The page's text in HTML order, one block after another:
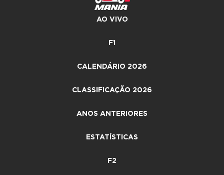
AO VIVO
F1
CALENDÁRIO 2026
CLASSIFICAÇÃO 2026
ANOS ANTERIORES
ESTATÍSTICAS
F2